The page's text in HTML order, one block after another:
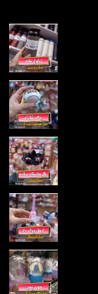
تومان420,000